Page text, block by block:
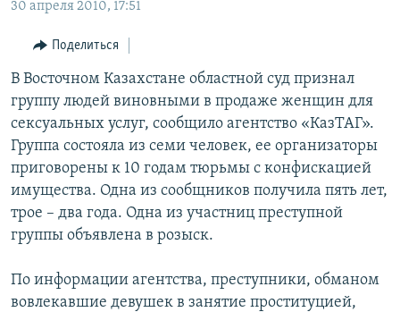
навигации
Вернутся
поиску
УЗБЕКИСТАН
ТАДЖИКИСТАН
НА ДРУГИХ ЯЗЫКАХ
ҚАЗАҚША
КЫРГЫЗЧА
ЎЗБЕКЧА
ТОҶИКӢ
TÜRKMENÇE
Все сайты РСЕ/РС
30 апреля 2010, 17:51
Поделиться
В Восточном Казахстане областной суд признал
группу людей виновными в продаже женщин для
сексуальных услуг, сообщило агентство «КазТАГ».
Группа состояла из семи человек, ее организаторы
приговорены к 10 годам тюрьмы с конфискацией
имущества. Одна из сообщников получила пять лет,
трое – два года. Одна из участниц преступной
группы объявлена в розыск.
По информации агентства, преступники, обманом
вовлекавшие девушек в занятие проституцией,